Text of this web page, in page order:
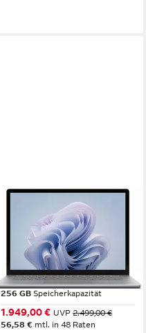
Microsoft Surface Laptop 6
13.5", Platin, Core Ultra 7
165H, 32GB RAM Notebook
13.5 Zoll Bildschirmdiagonale
16 GB Arbeitsspeicher
256 GB Speicherkapazität
1.949,00 € UVP 2.499,00 €
56,58 € mtl. in 48 Raten